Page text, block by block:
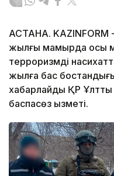
АСТАНА. KAZINFORM
жылғы мамырда осы
терроризмді
жылға бас
хабарлайды ҚР Ұлттық
баспасөз қызметі.